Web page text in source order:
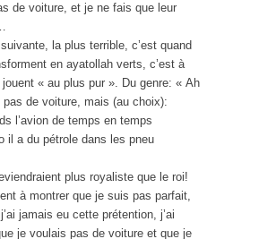
de voiture, et je ne fais que leur
la plus terrible, c’est quand
en ayatollah verts, c’est à
jouent « au plus pur ». Du genre: « Ah
pas de voiture, mais (au choix):
l’avion de temps en temps
il a du pétrole dans les pneu
plus royaliste que le roi!
à montrer que je suis pas parfait,
jamais eu cette prétention, j’ai
je voulais pas de voiture et que je